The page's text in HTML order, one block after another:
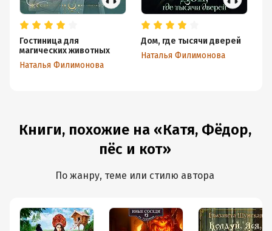
счастью, не безнадёжный.
Общее впечатление – лёгкая, живая, весёлая и
героями, написанная очень приятным языком. С
большим удовольствием рекомендую к прочтению.
Гостиница для
магических животных
Наталья Филимонова
Дом, где тысячи дверей
Наталья Филимонова
Книги, похожие на «Катя, Фёдор,
пёс и кот»
По жанру, теме или стилю автора